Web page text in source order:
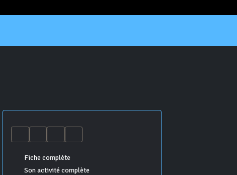
Fiche complète
Son activité complète